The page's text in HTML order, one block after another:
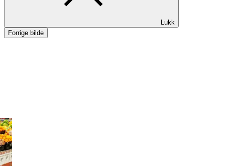
Aktiviteter
Lukk
Forrige bilde